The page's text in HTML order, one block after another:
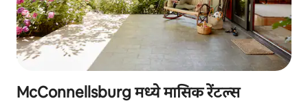
McConnellsburg मध्ये मासिक रेंटल्स